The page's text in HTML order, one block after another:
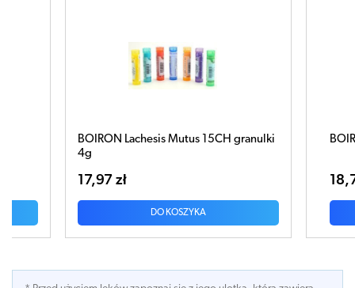
BOIRON Lachesis Mutus 15CH granulki
17,97 zł
DO KOSZYKA
BOIRON
18,75 zł